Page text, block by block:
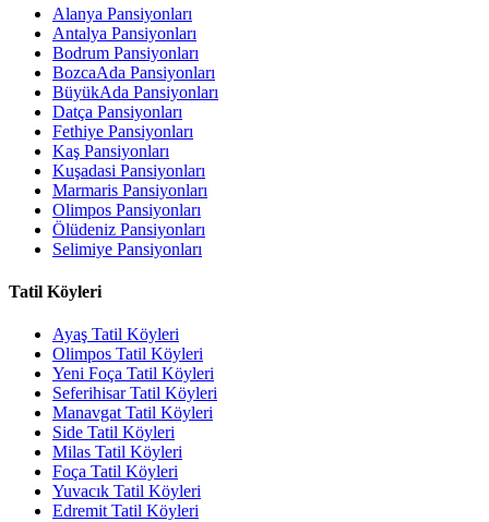
Alanya Pansiyonları
Antalya Pansiyonları
Bodrum Pansiyonları
BozcaAda Pansiyonları
BüyükAda Pansiyonları
Datça Pansiyonları
Fethiye Pansiyonları
Kaş Pansiyonları
Kuşadasi Pansiyonları
Marmaris Pansiyonları
Olimpos Pansiyonları
Ölüdeniz Pansiyonları
Selimiye Pansiyonları
Tatil Köyleri
Ayaş Tatil Köyleri
Olimpos Tatil Köyleri
Yeni Foça Tatil Köyleri
Seferihisar Tatil Köyleri
Manavgat Tatil Köyleri
Side Tatil Köyleri
Milas Tatil Köyleri
Foça Tatil Köyleri
Yuvacık Tatil Köyleri
Edremit Tatil Köyleri